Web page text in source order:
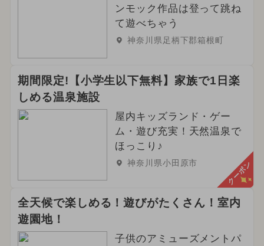
ンモック作品は登って跳ね
て遊べちゃう
神奈川県足柄下郡箱根町
期間限定!【小学生以下無料】家族で1日楽
しめる温泉施設
屋内キッズランド・ゲー
ム・遊び充実！天然温泉で
ほっこり♪
神奈川県小田原市 クーポン
全天候で楽しめる！遊びがたくさん！室内
遊園地！
子供のアミューズメントパ